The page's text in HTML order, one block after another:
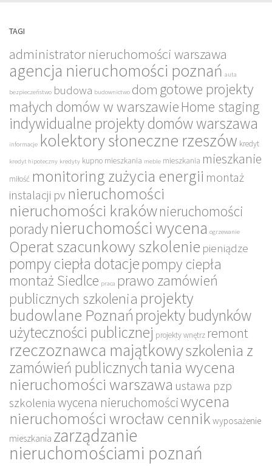
TAGI
administrator nieruchomości warszawa
agencja nieruchomości poznań auta
bezpieczeństwo budowa budownictwo dom gotowe projekty
małych domów w warszawie Home staging
indywidualne projekty domów warszawa
informacje kolektory słoneczne rzeszów kredyt
kredyt hipoteczny kredyty kupno mieszkania meble mieszkania mieszkanie
miłość monitoring zużycia energii montaż
instalacji pv nieruchomości
nieruchomości krakównieruchomości
poradynieruchomości wycena ogrzewanie
Operat szacunkowy szkolenie pieniądze
pompy ciepła dotacjepompy ciepła
montaż Siedlce praca prawo zamówień
publicznych szkolenia projekty
budowlane Poznańprojekty budynków
użyteczności publicznej projekty wnętrz remont
rzeczoznawca majątkowyszkolenia z
zamówień publicznychtania wycena
nieruchomości warszawa ustawa pzp
szkolenia wycena nieruchomościwycena
nieruchomości wrocław cennik wyposażenie
mieszkania zarządzanie
nieruchomościami poznań